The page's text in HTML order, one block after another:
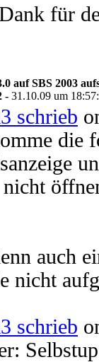
für
auf SBS 2003
- 31.10.09 um
schrieb
die
auch
nicht
schrieb